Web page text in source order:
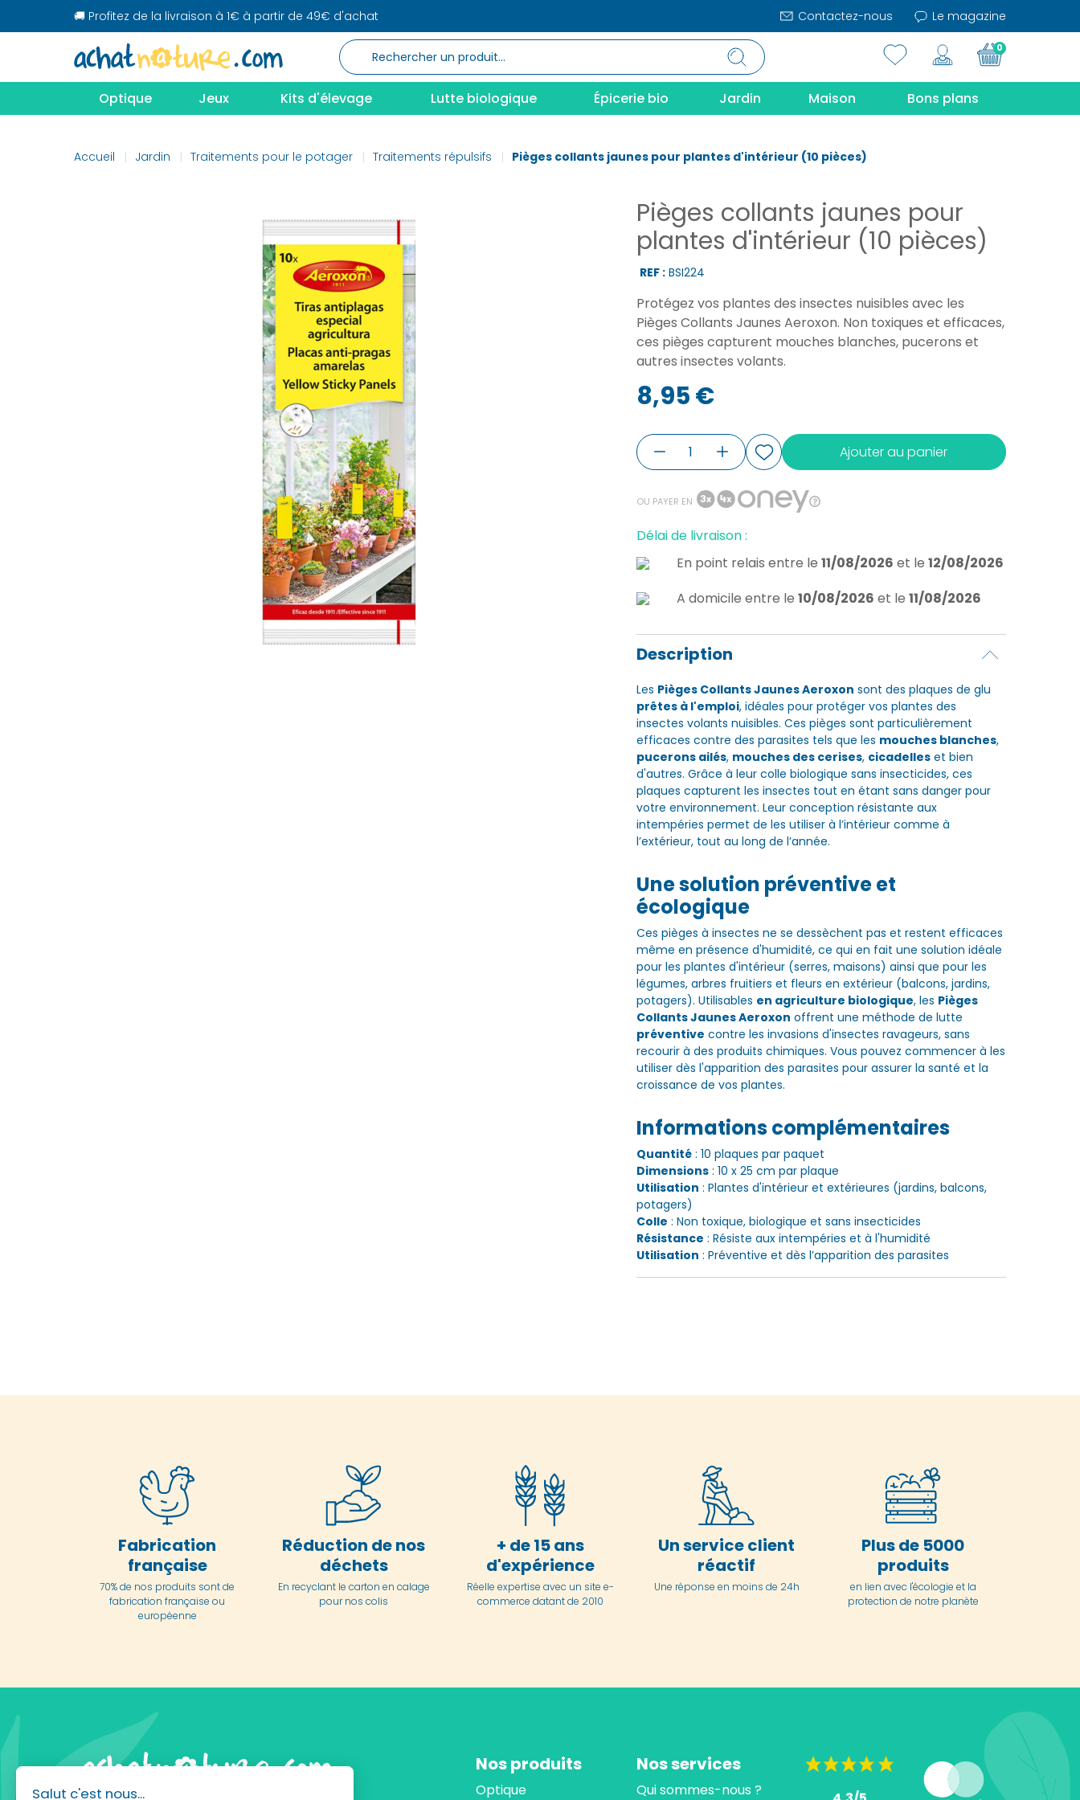
Salut c'est nous...
🚚 Profitez de la livraison à 1€ à partir de 49€ d'achat Contactez-nous Le magazine
0
Optique Jeux Kits d'élevage Lutte biologique Épicerie bio Jardin Maison Bons plans
Accueil Jardin Traitements pour le potager Traitements répulsifs Pièges collants jaunes pour plantes d'intérieur (10 pièces)
Pièges collants jaunes pour
plantes d'intérieur (10 pièces)
REF : BSI224
Protégez vos plantes des insectes nuisibles avec les
Pièges Collants Jaunes Aeroxon. Non toxiques et efficaces,
ces pièges capturent mouches blanches, pucerons et
autres insectes volants.
8,95 €
Ajouter au panier
OU PAYER EN
Délai de livraison :
En point relais entre le 11/08/2026 et le 12/08/2026
A domicile entre le 10/08/2026 et le 11/08/2026
Description
Les Pièges Collants Jaunes Aeroxon sont des plaques de glu
prêtes à l'emploi, idéales pour protéger vos plantes des
insectes volants nuisibles. Ces pièges sont particulièrement
efficaces contre des parasites tels que les mouches blanches,
pucerons ailés, mouches des cerises, cicadelleset bien
d'autres. Grâce à leur colle biologique sans insecticides, ces
plaques capturent les insectes tout en étant sans danger pour
votre environnement. Leur conception résistante aux
intempéries permet de les utiliser à l’intérieur comme à
l’extérieur, tout au long de l’année.
Une solution préventive et
écologique
Ces pièges à insectes ne se dessèchent pas et restent efficaces
même en présence d'humidité, ce qui en fait une solution idéale
pour les plantes d'intérieur (serres, maisons) ainsi que pour les
légumes, arbres fruitiers et fleurs en extérieur (balcons, jardins,
potagers). Utilisables en agriculture biologique, les Pièges
Collants Jaunes Aeroxon offrent une méthode de lutte
préventive contre les invasions d'insectes ravageurs, sans
recourir à des produits chimiques. Vous pouvez commencer à les
utiliser dès l'apparition des parasites pour assurer la santé et la
croissance de vos plantes.
Informations complémentaires
Quantité: 10 plaques par paquet
Dimensions: 10 x 25 cm par plaque
Utilisation : Plantes d'intérieur et extérieures (jardins, balcons,
potagers)
Colle : Non toxique, biologique et sans insecticides
Résistance : Résiste aux intempéries et à l'humidité
Utilisation : Préventive et dès l’apparition des parasites
Fabrication
française
70% de nos produits sont de
fabrication française ou
européenne
Réduction de nos
déchets
En recyclant le carton en calage
pour nos colis
+ de 15 ans
d'expérience
Réelle expertise avec un site e-
commerce datant de 2010
Un service client
réactif
Une réponse en moins de 24h
Plus de 5000
produits
en lien avec l'écologie et la
protection de notre planète
Nos produits
Optique
Nos services
Qui sommes-nous ?